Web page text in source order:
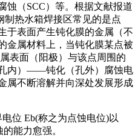
蚀（SCC）等。根据文献报道
制热水箱焊接区常见的是点
于表面产生钝化膜的金属（不
金属材料上，当钝化膜某点被
表面（阳极）与该点周围的
内）——钝化（孔外）腐蚀电
属不断溶解并向深处发展形成
位 Eb(称之为点蚀电位)以
能力愈强。